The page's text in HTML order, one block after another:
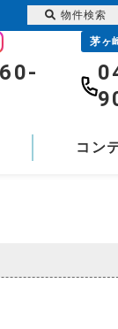
茅ヶ
コン
物件検索